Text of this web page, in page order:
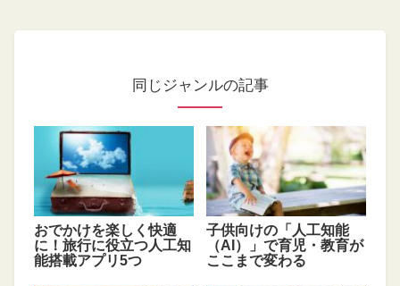
同じジャンルの記事
おでかけを楽しく快適
に！旅行に役立つ人工知
能搭載アプリ5つ
子供向けの「人工知能
（AI）」で育児・教育が
ここまで変わる